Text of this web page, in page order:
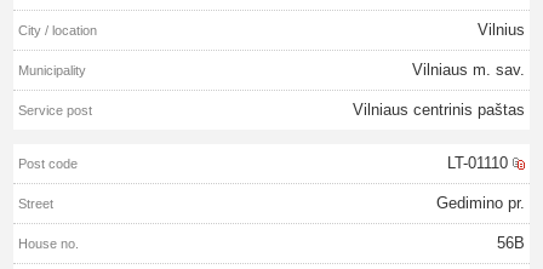
Vilnius
Vilniaus m. sav.
Vilniaus centrinis paštas
LT-01110
Gedimino pr.
56B